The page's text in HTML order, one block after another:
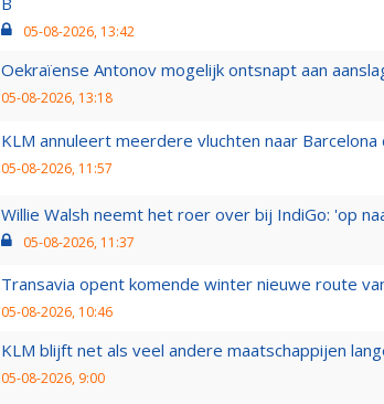
05-08-2026, 13:42
Oekraïense Antonov mogelijk ontsnapt aan
05-08-2026, 13:18
KLM annuleert meerdere vluchten naar
05-08-2026, 11:57
Willie Walsh neemt het roer over bij IndiGo: 'op
05-08-2026, 11:37
Transavia opent komende winter nieuwe route
05-08-2026, 10:46
KLM blijft net als veel andere maatschappijen
05-08-2026, 9:00